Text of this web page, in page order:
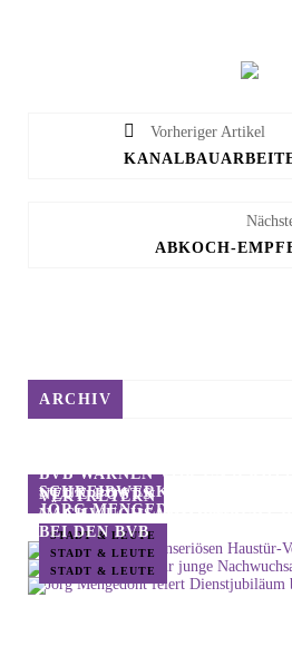
Vorheriger Artikel
ARCHIV
NEUE POSTS
BVB WARNEN VOR
VERTRETERN
STADT & LEUTE
SCHREIBWERKSTATT FÜR
NACHWUCHSAUTOREN
STADT & LEUTE
JÖRG MENGEDOHT FEIERT
BEI DEN BVB
STADT & LEUTE